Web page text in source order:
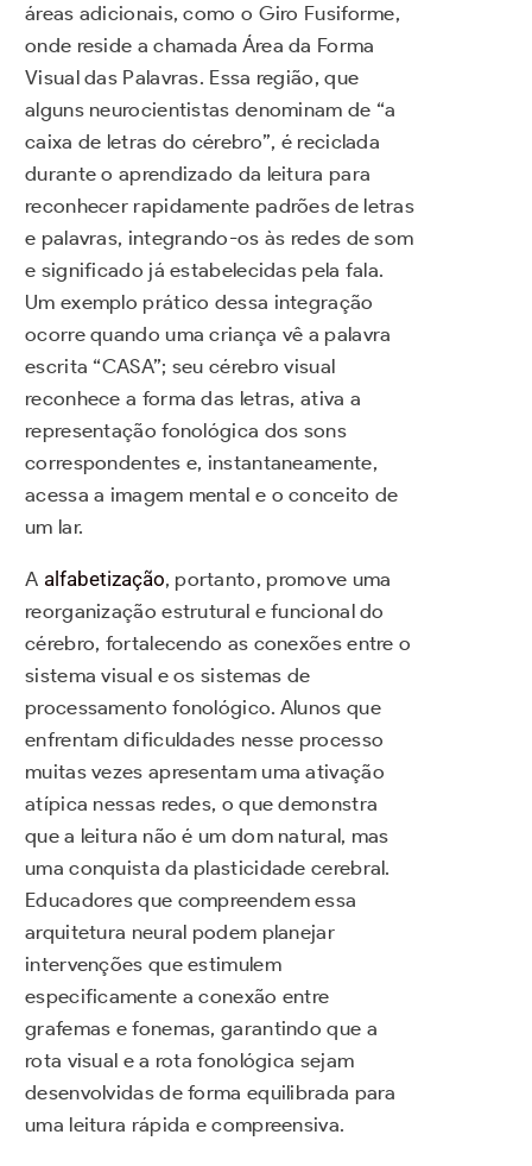
áreas adicionais, como o Giro Fusiforme,
onde reside a chamada Área da Forma
Visual das Palavras. Essa região, que
alguns neurocientistas denominam de “a
caixa de letras do cérebro”, é reciclada
durante o aprendizado da leitura para
reconhecer rapidamente padrões de letras
e palavras, integrando-os às redes de som
e significado já estabelecidas pela fala.
Um exemplo prático dessa integração
ocorre quando uma criança vê a palavra
escrita “CASA”; seu cérebro visual
reconhece a forma das letras, ativa a
representação fonológica dos sons
correspondentes e, instantaneamente,
acessa a imagem mental e o conceito de
um lar.
A alfabetização, portanto, promove uma
reorganização estrutural e funcional do
cérebro, fortalecendo as conexões entre o
sistema visual e os sistemas de
processamento fonológico. Alunos que
enfrentam dificuldades nesse processo
muitas vezes apresentam uma ativação
atípica nessas redes, o que demonstra
que a leitura não é um dom natural, mas
uma conquista da plasticidade cerebral.
Educadores que compreendem essa
arquitetura neural podem planejar
intervenções que estimulem
especificamente a conexão entre
grafemas e fonemas, garantindo que a
rota visual e a rota fonológica sejam
desenvolvidas de forma equilibrada para
uma leitura rápida e compreensiva.